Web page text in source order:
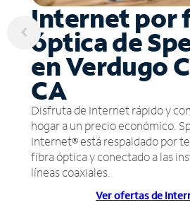
Internet por
óptica de
en Verdugo
CA
Disfruta de Internet rápido y
hogar a un precio económico.
Internet® está respaldado por
fibra óptica y conectado a las
líneas coaxiales.
Ver ofertas de